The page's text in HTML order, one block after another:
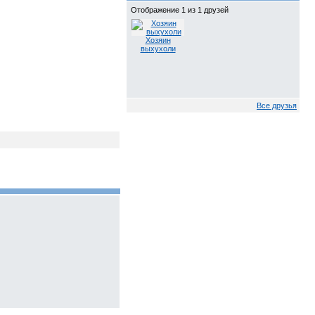
Отображение 1 из 1 друзей
Хозяин
выхухоли
Все друзья